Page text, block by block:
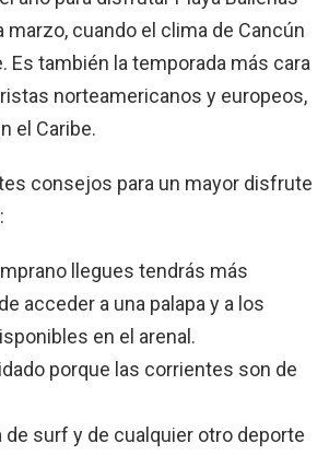
marzo, cuando el clima de Cancún
Es también la temporada más cara
norteamericanos y europeos,
el Caribe.
consejos para un mayor disfrute
llegues tendrás más
acceder a una palapa y a los
en el arenal.
porque las corrientes son de
de surf y de cualquier otro deporte